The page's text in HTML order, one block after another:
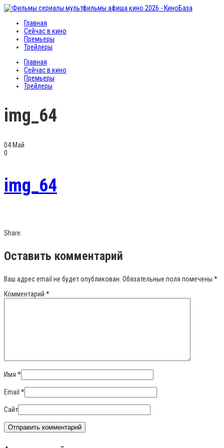
Главная
Сейчас в кино
Премьеры
Трейлеры
Главная
Сейчас в кино
Премьеры
Трейлеры
img_64
04 Май
0
img_64
Share:
Оставить комментарий
Ваш адрес email не будет опубликован. Обязательные поля помечены *
Комментарий *
Имя *
Email *
Сайт